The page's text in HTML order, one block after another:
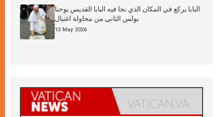
البابا يركع في المكان الذي نجا فيه البابا القديس يوحنا
بولس الثاني من محاولة اغتيال
13 May 2026